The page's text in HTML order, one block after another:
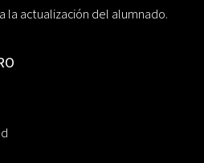
la actualización del alumnado.